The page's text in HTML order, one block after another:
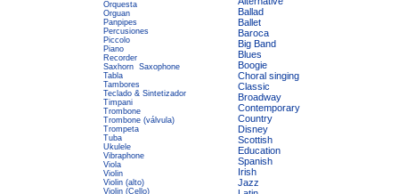
Orquesta
Orguan
Panpipes
Percusiones
Piccolo
Piano
Recorder
Saxhorn Saxophone
Tabla
Tambores
Teclado & Sintetizador
Timpani
Trombone
Trombone (válvula)
Trompeta
Tuba
Ukulele
Vibraphone
Viola
Violin
Violin (alto)
Violin (Cello)
Ballad
Ballet
Baroca
Big Band
Blues
Boogie
Choral singing
Classic
Broadway
Contemporary
Country
Disney
Scottish
Education
Spanish
Irish
Jazz